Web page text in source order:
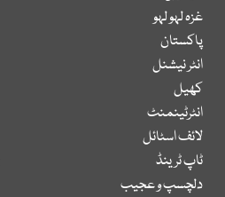
غزہ لہو لہو
پاکستان
انٹر نیشنل
کھیل
انٹرٹینمنٹ
لائف اسٹائل
ٹاپ ٹرینڈ
دلچسپ و عجیب